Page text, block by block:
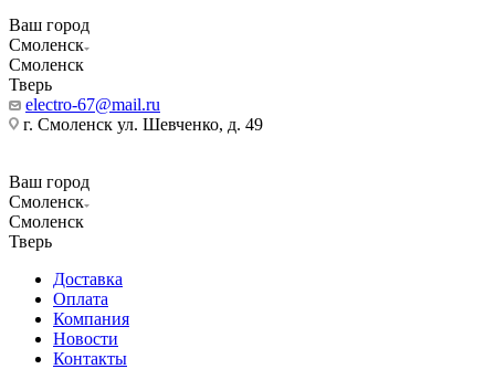
Ваш город
Смоленск
Смоленск
Тверь
electro-67@mail.ru
г. Смоленск ул. Шевченко, д. 49
Ваш город
Смоленск
Смоленск
Тверь
Доставка
Оплата
Компания
Новости
Контакты